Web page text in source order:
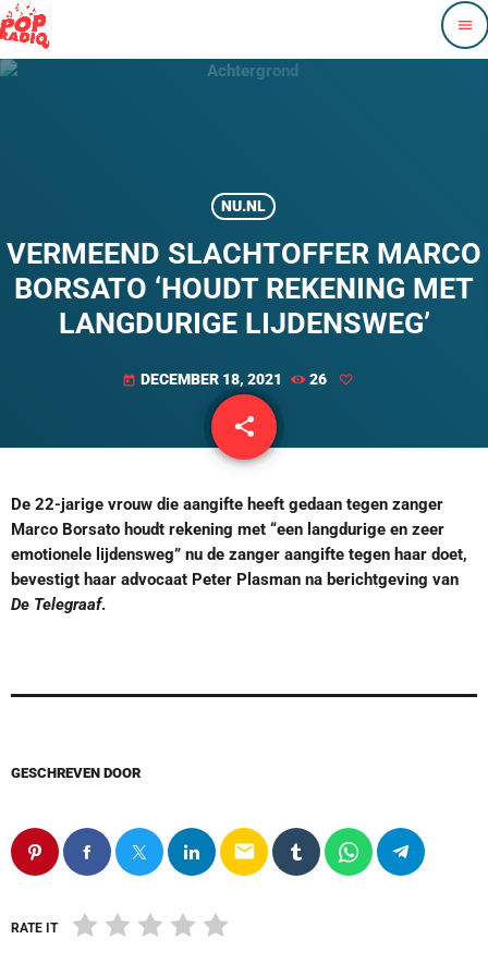
menu
NU.NL
VERMEEND SLACHTOFFER MARCO
BORSATO ‘HOUDT REKENING MET
LANGDURIGE LIJDENSWEG’
today DECEMBER 18, 2021 26
share
email
De 22-jarige vrouw die aangifte heeft gedaan tegen zanger
Marco Borsato houdt rekening met “een langdurige en zeer
emotionele lijdensweg” nu de zanger aangifte tegen haar doet,
bevestigt haar advocaat Peter Plasman na berichtgeving van
De Telegraaf.
GESCHREVEN DOOR
email
RATE IT